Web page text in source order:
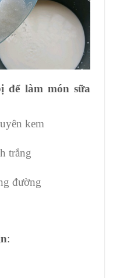
để làm món sữa
kem
trắng
đường
: